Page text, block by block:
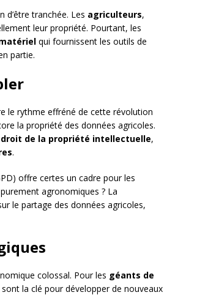
d’être tranchée. Les agriculteurs,
leur propriété. Pourtant, les
qui fournissent les outils de
partie.
le rythme effréné de cette révolution
la propriété des données agricoles.
droit de la propriété intellectuelle,
.
offre certes un cadre pour les
agronomiques ? La
le partage des données agricoles,
colossal. Pour les géants de
la clé pour développer de nouveaux